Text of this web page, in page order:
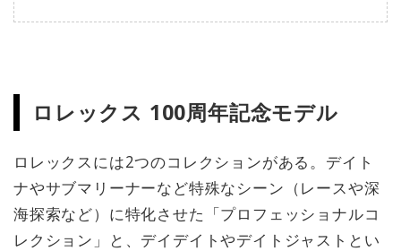
ロレックス 100周年記念モデル
ロレックスには2つのコレクションがある。デイト
ナやサブマリーナーなど特殊なシーン（レースや深
海探索など）に特化させた「プロフェッショナルコ
レクション」と、デイデイトやデイトジャストとい